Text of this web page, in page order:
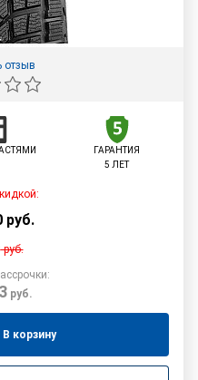
отзыв
ГАРАНТИЯ
5 ЛЕТ
руб.
руб.
руб.
В корзину